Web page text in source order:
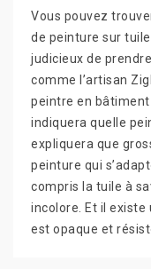
Vous pouvez
de peinture sur
judicieux de
comme l’artisan
peintre en bâtiment
indiquera quelle
expliquera que
peinture qui
compris la tuile à
incolore. Et il existe
est opaque et